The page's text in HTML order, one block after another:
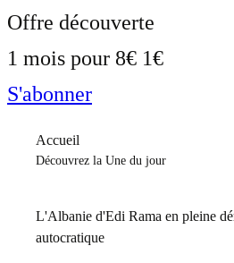
Offre découverte
1 mois pour 8€ 1€
S'abonner
Accueil
Découvrez la Une du jour
L'Albanie d'Edi Rama en pleine
autocratique